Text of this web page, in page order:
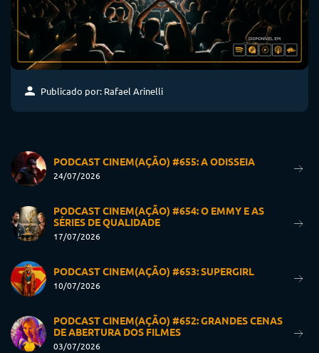
Publicado por: Rafael Arinelli
PODCAST CINEM(AÇÃO) #655: A ODISSEIA
24/07/2026
PODCAST CINEM(AÇÃO) #654: O EMMY E AS
SÉRIES DE QUALIDADE
17/07/2026
PODCAST CINEM(AÇÃO) #653: SUPERGIRL
10/07/2026
PODCAST CINEM(AÇÃO) #652: GRANDES CENAS
DE ABERTURA DOS FILMES
03/07/2026